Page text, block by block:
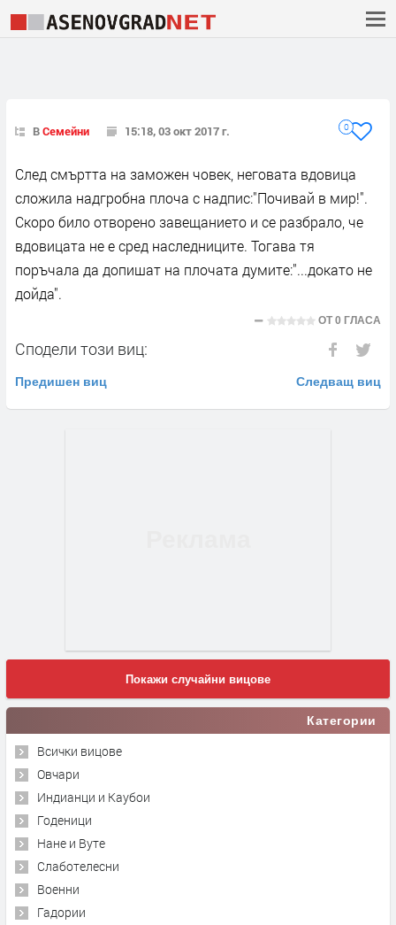
ВСемейни 15:18, 03 окт 2017 г. 0
След смъртта на заможен човек, неговата вдовица
сложила надгробна плоча с надпис:"Почивай в мир!".
Скоро било отворено завещанието и се разбрало, че
вдовицата не е сред наследниците. Тогава тя
поръчала да допишат на плочата думите:"...докато не
дойда".
ОТ0 ГЛАСА
Сподели този виц:
Предишен виц Следващ виц
Покажи случайни вицове
Категории
Всички вицове
Овчари
Индианци и Каубои
Годеници
Нане и Вуте
Слаботелесни
Военни
Гадории